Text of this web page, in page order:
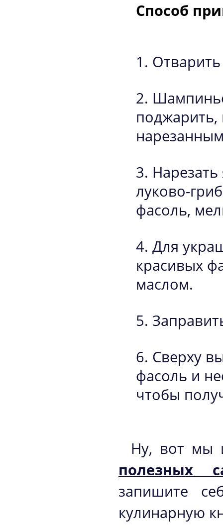
Способ
поджарить,
луково-
фасоль,
Для
красивых
маслом.
Сверху
фасоль и
чтобы
Ну, вот мы
полезных
запишите
кулинарную